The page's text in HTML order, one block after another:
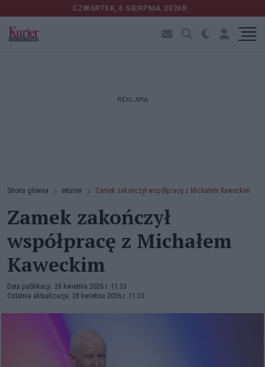
CZWARTEK, 6 SIERPNIA 2026R.
REKLAMA
Strona główna eKurier Zamek zakończył współpracę z Michałem Kaweckim
Zamek zakończył
współpracę z Michałem
Kaweckim
Data publikacji: 28 kwietnia 2026 r. 11:33
Ostatnia aktualizacja: 28 kwietnia 2026 r. 11:33